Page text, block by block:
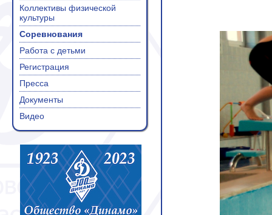
Коллективы физической
культуры
Соревнования
Работа с детьми
Регистрация
Пресса
Документы
Видео